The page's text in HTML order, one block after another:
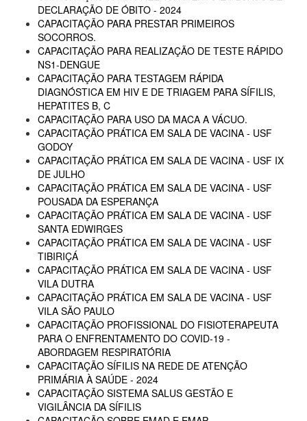
DECLARAÇÃO DE ÓBITO - 2024
CAPACITAÇÃO PARA PRESTAR PRIMEIROS
SOCORROS.
CAPACITAÇÃO PARA REALIZAÇÃO DE TESTE RÁPIDO
NS1-DENGUE
CAPACITAÇÃO PARA TESTAGEM RÁPIDA
DIAGNÓSTICA EM HIV E DE TRIAGEM PARA SÍFILIS,
HEPATITES B, C
CAPACITAÇÃO PARA USO DA MACA A VÁCUO.
CAPACITAÇÃO PRÁTICA EM SALA DE VACINA - USF
GODOY
CAPACITAÇÃO PRÁTICA EM SALA DE VACINA - USF IX
DE JULHO
CAPACITAÇÃO PRÁTICA EM SALA DE VACINA - USF
POUSADA DA ESPERANÇA
CAPACITAÇÃO PRÁTICA EM SALA DE VACINA - USF
SANTA EDWIRGES
CAPACITAÇÃO PRÁTICA EM SALA DE VACINA - USF
TIBIRIÇÁ
CAPACITAÇÃO PRÁTICA EM SALA DE VACINA - USF
VILA DUTRA
CAPACITAÇÃO PRÁTICA EM SALA DE VACINA - USF
VILA SÃO PAULO
CAPACITAÇÃO PROFISSIONAL DO FISIOTERAPEUTA
PARA O ENFRENTAMENTO DO COVID-19 -
ABORDAGEM RESPIRATÓRIA
CAPACITAÇÃO SÍFILIS NA REDE DE ATENÇÃO
PRIMÁRIA À SAÚDE - 2024
CAPACITAÇÃO SISTEMA SALUS GESTÃO E
VIGILÂNCIA DA SÍFILIS